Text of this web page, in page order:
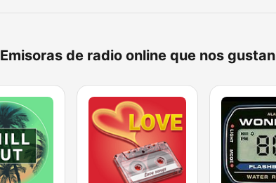
Emisoras de radio online que nos gustan